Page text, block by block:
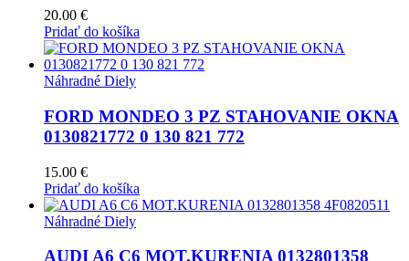
20.00 €
Pridať do košíka
Náhradné Diely
FORD MONDEO 3 PZ STAHOVANIE OKNA
0130821772 0 130 821 772
15.00 €
Pridať do košíka
Náhradné Diely
AUDI A6 C6 MOT.KURENIA 0132801358